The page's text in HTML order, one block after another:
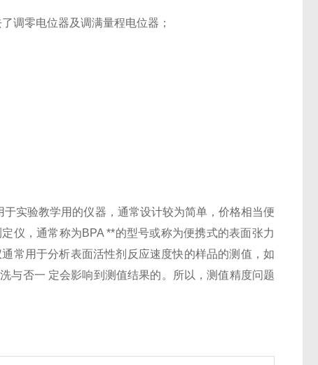
调零电位器及调满量程电位器；
实验教学用的仪器，通常设计较为简单，价格相当便
仪，通常称为BPA **的型号或称为便携式的表面张力
常用于分析表面活性剂反应速度快的样品的测值，如
与否一 定会影响到测值结果的。所以，测值精度问题